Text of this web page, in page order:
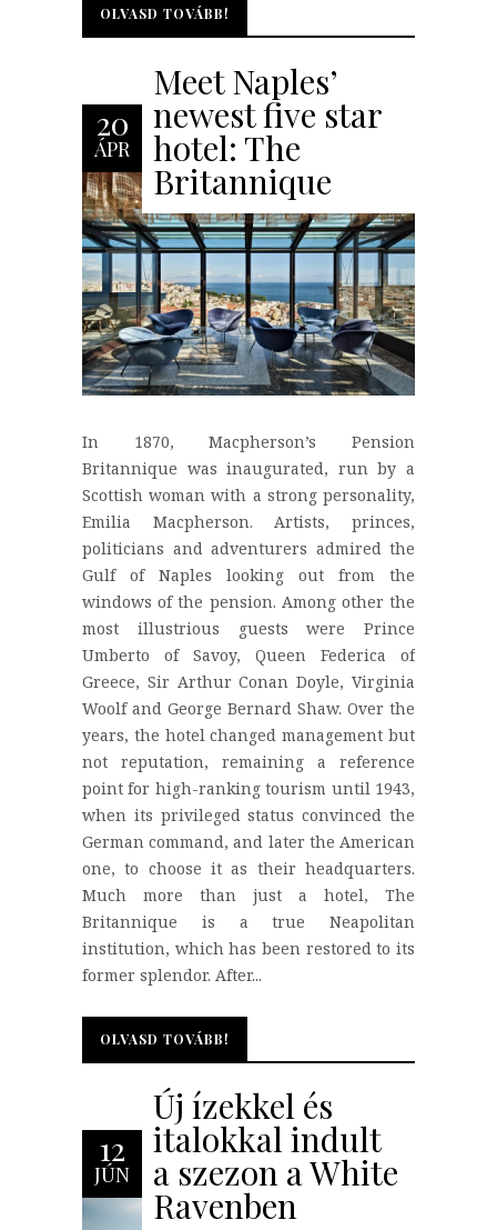
OLVASD TOVÁBB!
OLVASD TOVÁBB!
20
ÁPR
Meet Naples’
newest five star
hotel: The
Britannique
In 1870, Macpherson’s Pension
Britannique was inaugurated, run by a
Scottish woman with a strong personality,
Emilia Macpherson. Artists, princes,
politicians and adventurers admired the
Gulf of Naples looking out from the
windows of the pension. Among other the
most illustrious guests were Prince
Umberto of Savoy, Queen Federica of
Greece, Sir Arthur Conan Doyle, Virginia
Woolf and George Bernard Shaw. Over the
years, the hotel changed management but
not reputation, remaining a reference
point for high-ranking tourism until 1943,
when its privileged status convinced the
German command, and later the American
one, to choose it as their headquarters.
Much more than just a hotel, The
Britannique is a true Neapolitan
institution, which has been restored to its
former splendor. After...
OLVASD TOVÁBB!
OLVASD TOVÁBB!
12
JÚN
Új ízekkel és
italokkal indult
a szezon a White
Ravenben